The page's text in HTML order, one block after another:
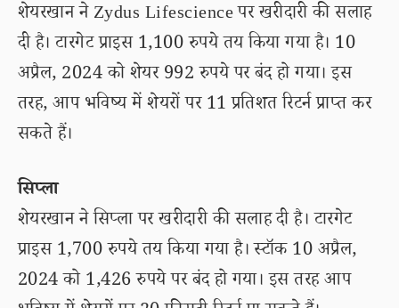
शेयरखान ने Zydus Lifescience पर खरीदारी की सलाह
दी है। टारगेट प्राइस 1,100 रुपये तय किया गया है। 10
अप्रैल, 2024 को शेयर 992 रुपये पर बंद हो गया। इस
तरह, आप भविष्य में शेयरों पर 11 प्रतिशत रिटर्न प्राप्त कर
सकते हैं।
सिप्ला
शेयरखान ने सिप्ला पर खरीदारी की सलाह दी है। टारगेट
प्राइस 1,700 रुपये तय किया गया है। स्टॉक 10 अप्रैल,
2024 को 1,426 रुपये पर बंद हो गया। इस तरह आप